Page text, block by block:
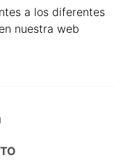
a los diferentes
nuestra web